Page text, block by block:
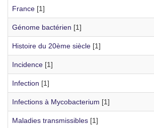
France [1]
Génome bactérien [1]
Histoire du 20ème siècle [1]
Incidence [1]
Infection [1]
Infections à Mycobacterium [1]
Maladies transmissibles [1]